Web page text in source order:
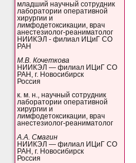
младший научный сотрудник
лаборатории оперативной
хирургии и
лимфодетоксикации, врач
анестезиолог-реаниматолог
НИИКЭЛ - филиал ИЦиГ СО
РАН
М.В. Кочеткова
НИИКЭЛ — филиал ИЦиГ СО
РАН, г. Новосибирск
Россия
к. м. н., научный сотрудник
лаборатории оперативной
хирургии и
лимфодетоксикации, врач
анестезиолог-реаниматолог
А.А. Смагин
НИИКЭЛ — филиал ИЦиГ СО
РАН, г. Новосибирск
Россия